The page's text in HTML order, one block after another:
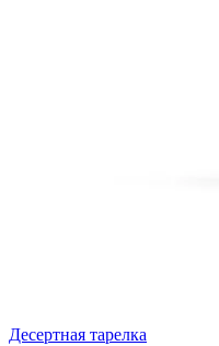
Десертная тарелка